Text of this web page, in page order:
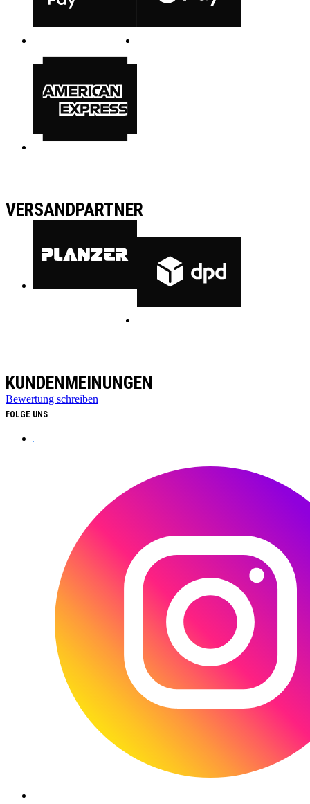
VERSANDPARTNER
KUNDENMEINUNGEN
Bewertung schreiben
FOLGE UNS